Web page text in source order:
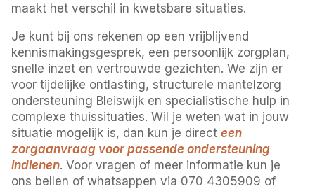
maakt het verschil in kwetsbare situaties.
Je kunt bij ons rekenen op een vrijblijvend
kennismakingsgesprek, een persoonlijk zorgplan,
snelle inzet en vertrouwde gezichten. We zijn er
voor tijdelijke ontlasting, structurele mantelzorg
ondersteuning Bleiswijk en specialistische hulp in
complexe thuissituaties. Wil je weten wat in jouw
situatie mogelijk is, dan kun je directeen
zorgaanvraag voor passende ondersteuning
indienen. Voor vragen of meer informatie kun je
ons bellen of whatsappen via 070 4305909 of